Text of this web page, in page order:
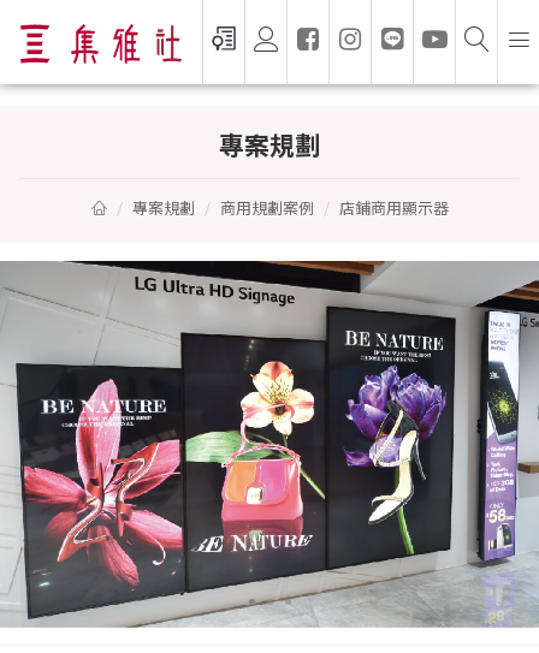
專案規劃
專案規劃 商用規劃案例 店鋪商用顯示器